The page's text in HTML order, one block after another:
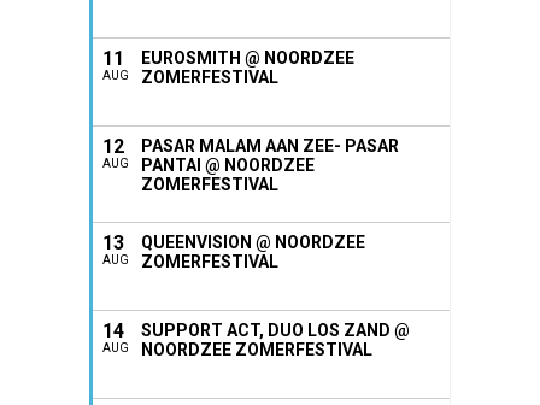
11
AUG
EUROSMITH @ NOORDZEE
ZOMERFESTIVAL
12
AUG
PASAR MALAM AAN ZEE- PASAR
PANTAI @ NOORDZEE
ZOMERFESTIVAL
13
AUG
QUEENVISION @ NOORDZEE
ZOMERFESTIVAL
14
AUG
SUPPORT ACT, DUO LOS ZAND @
NOORDZEE ZOMERFESTIVAL